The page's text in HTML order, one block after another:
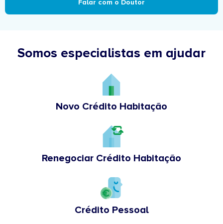
Falar com o Doutor
Somos especialistas em ajudar
Novo Crédito Habitação
Renegociar Crédito Habitação
Crédito Pessoal